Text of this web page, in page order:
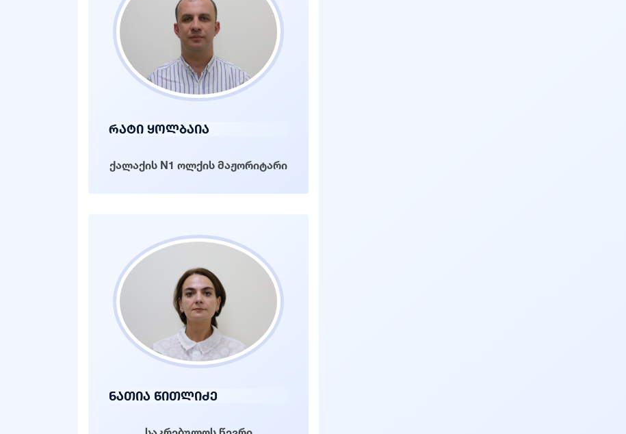
რატი ყოლბაია
ქალაქის N1 ოლქის მაჟორიტარი
ნათია წითლიძე